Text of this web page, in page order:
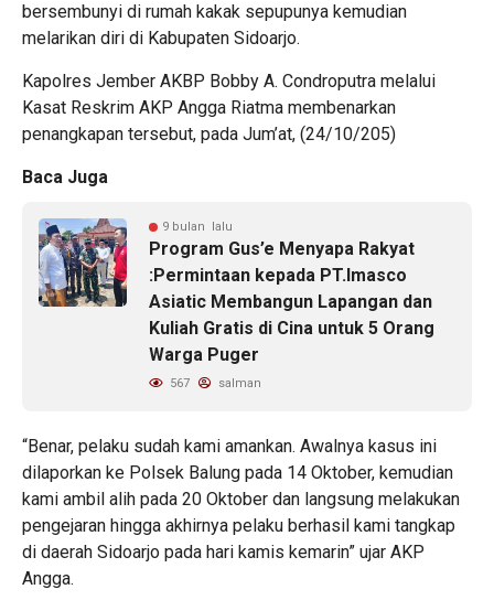
bersembunyi di rumah kakak sepupunya kemudian
melarikan diri di Kabupaten Sidoarjo.
Kapolres Jember AKBP Bobby A. Condroputra melalui
Kasat Reskrim AKP Angga Riatma membenarkan
penangkapan tersebut, pada Jum’at, (24/10/205)
Baca Juga
9 bulan lalu
Program Gus’e Menyapa Rakyat
:Permintaan kepada PT.Imasco
Asiatic Membangun Lapangan dan
Kuliah Gratis di Cina untuk 5 Orang
Warga Puger
567 salman
“Benar, pelaku sudah kami amankan. Awalnya kasus ini
dilaporkan ke Polsek Balung pada 14 Oktober, kemudian
kami ambil alih pada 20 Oktober dan langsung melakukan
pengejaran hingga akhirnya pelaku berhasil kami tangkap
di daerah Sidoarjo pada hari kamis kemarin” ujar AKP
Angga.